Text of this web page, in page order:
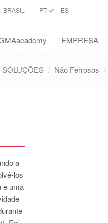
BRASIL PT ES
EMPRESA
SOLUÇÕES Não Ferrosos
a
los
e uma